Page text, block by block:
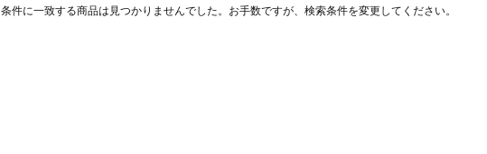
条件に一致する商品は見つかりませんでした。お手数ですが、検索条件を変更してください。